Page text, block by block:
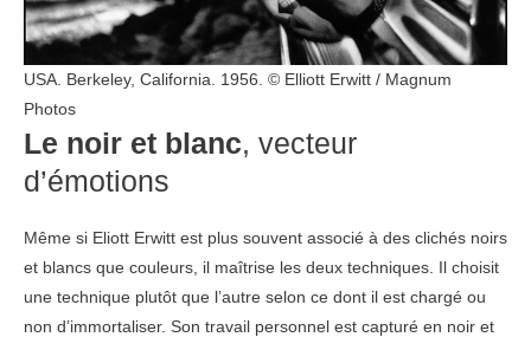
USA. Berkeley, California. 1956. © Elliott Erwitt / Magnum
Photos
Le noir et blanc, vecteur
d’émotions
Même si Eliott Erwitt est plus souvent associé à des clichés noirs
et blancs que couleurs, il maîtrise les deux techniques. Il choisit
une technique plutôt que l’autre selon ce dont il est chargé ou
non d’immortaliser. Son travail personnel est capturé en noir et